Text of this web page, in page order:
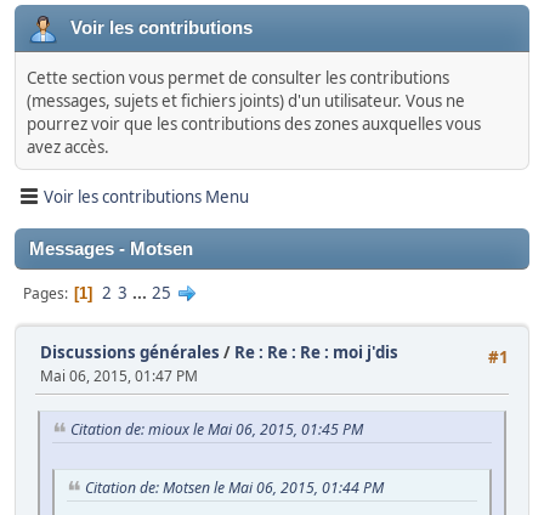
Voir les contributions
Cette section vous permet de consulter les contributions
(messages, sujets et fichiers joints) d'un utilisateur. Vous ne
pourrez voir que les contributions des zones auxquelles vous
avez accès.
Voir les contributions Menu
Messages - Motsen
Pages 1 2 3 ... 25
#1
Discussions générales / Re : Re : Re : moi j'dis
Mai 06, 2015, 01:47 PM
Citation de: mioux le Mai 06, 2015, 01:45 PM
Citation de: Motsen le Mai 06, 2015, 01:44 PM